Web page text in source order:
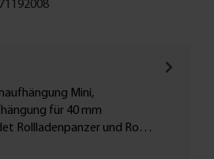
Mini,
für 40 mm
Rollladenpanzer und Ro…